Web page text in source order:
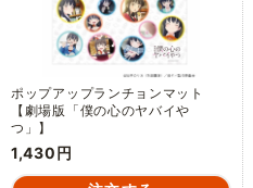
ポップアップランチョンマット
【劇場版「僕の心のヤバイや
つ」】
1,430円